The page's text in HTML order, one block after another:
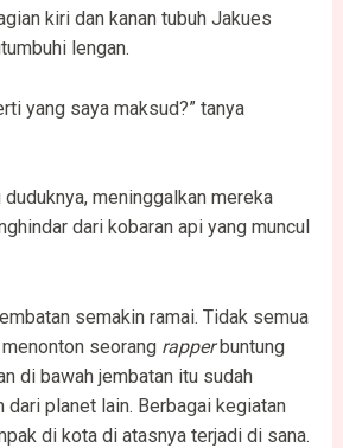
kiri dan kanan tubuh Jakues
lengan.
yang saya maksud?” tanya
meninggalkan mereka
dari kobaran api yang muncul
semakin ramai. Tidak semua
seorang rapperbuntung
di bawah jembatan itu sudah
dari planet lain. Berbagai kegiatan
di kota di atasnya terjadi di sana.